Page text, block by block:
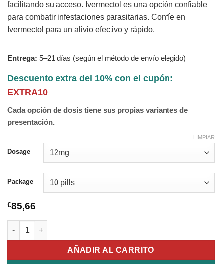
facilitando su acceso. Ivermectol es una opción confiable
para combatir infestaciones parasitarias. Confíe en
Ivermectol para un alivio efectivo y rápido.
Entrega: 5–21 días (según el método de envío elegido)
Descuento extra del 10% con el cupón:
EXTRA10
Cada opción de dosis tiene sus propias variantes de
presentación.
Dosage
Package
LIMPIAR
€85,66
Ivermectol cantidad
AÑADIR AL CARRITO